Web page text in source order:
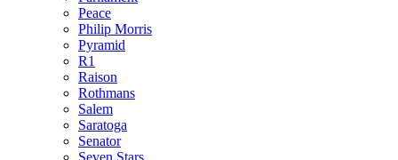
Peace
Philip Morris
Pyramid
R1
Raison
Rothmans
Salem
Saratoga
Senator
Seven Stars